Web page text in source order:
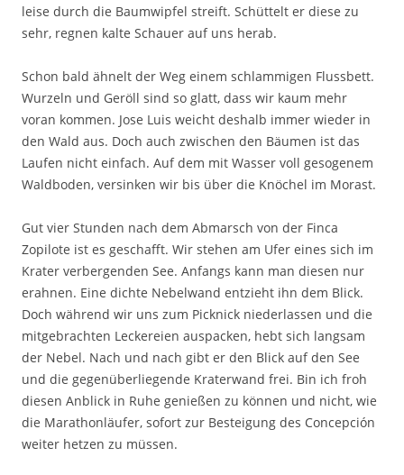
leise durch die Baumwipfel streift. Schüttelt er diese zu
sehr, regnen kalte Schauer auf uns herab.
Schon bald ähnelt der Weg einem schlammigen Flussbett.
Wurzeln und Geröll sind so glatt, dass wir kaum mehr
voran kommen. Jose Luis weicht deshalb immer wieder in
den Wald aus. Doch auch zwischen den Bäumen ist das
Laufen nicht einfach. Auf dem mit Wasser voll gesogenem
Waldboden, versinken wir bis über die Knöchel im Morast.
Gut vier Stunden nach dem Abmarsch von der Finca
Zopilote ist es geschafft. Wir stehen am Ufer eines sich im
Krater verbergenden See. Anfangs kann man diesen nur
erahnen. Eine dichte Nebelwand entzieht ihn dem Blick.
Doch während wir uns zum Picknick niederlassen und die
mitgebrachten Leckereien auspacken, hebt sich langsam
der Nebel. Nach und nach gibt er den Blick auf den See
und die gegenüberliegende Kraterwand frei. Bin ich froh
diesen Anblick in Ruhe genießen zu können und nicht, wie
die Marathonläufer, sofort zur Besteigung des Concepción
weiter hetzen zu müssen.